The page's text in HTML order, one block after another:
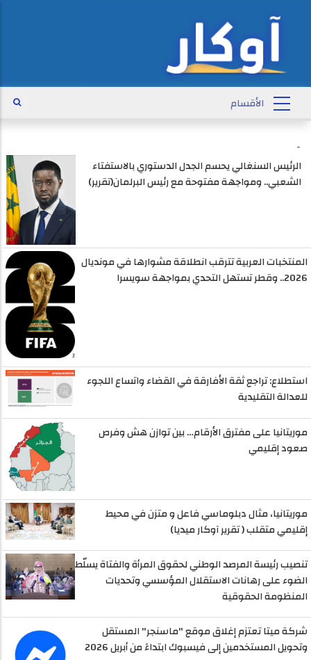
-
الرئيس السنغالي يحسم الجدل الدستوري بالاستفتاء
الشعبي.. ومواجهة مفتوحة مع رئيس البرلمان(تقرير)
المنتخبات العربية تترقب انطلاقة مشوارها في مونديال
2026.. وقطر تستهل التحدي بمواجهة سويسرا
استطلاع: تراجع ثقة الأفارقة في القضاء واتساع اللجوء
للعدالة التقليدية
موريتانيا على مفترق الأرقام… بين توازن هش وفرص
صعود إقليمي
موريتانيا، مثال دبلوماسي فاعل و متزن في محيط
إقليمي متقلب ( تقرير آوكار ميديا)
تنصيب رئيسة المرصد الوطني لحقوق المرأة والفتاة يسلّط
الضوء على رهانات الاستقلال المؤسسي وتحديات
المنظومة الحقوقية
شركة ميتا تعتزم إغلاق موقع "ماسنجر" المستقل
وتحويل المستخدمين إلى فيسبوك ابتداءً من أبريل 2026